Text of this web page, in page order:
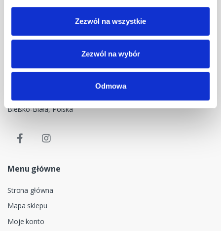
Zezwól na wszystkie
Zezwól na wybór
Odmowa
+48 33 47 94 400
dok@mdmnt.com
NIP: 5482614481, MDM NT sp. z o.o., Bestwińska 143, 43-346
Bielsko-Biała, Polska
Menu główne
Strona główna
Mapa sklepu
Moje konto